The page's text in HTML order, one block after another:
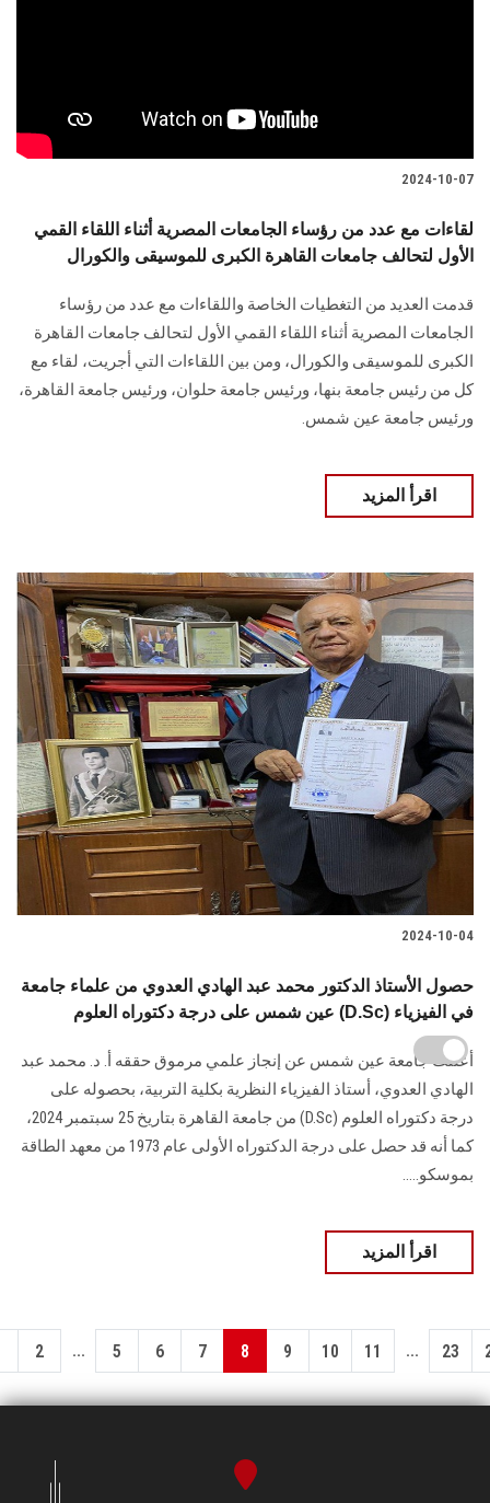
2024-10-07
لقاءات مع عدد من رؤساء الجامعات المصرية أثناء اللقاء القمي
الأول لتحالف جامعات القاهرة الكبرى للموسيقى والكورال
قدمت العديد من التغطيات الخاصة واللقاءات مع عدد من رؤساء
الجامعات المصرية أثناء اللقاء ‏القمي الأول لتحالف جامعات القاهرة
الكبرى للموسيقى والكورال‏، ومن بين اللقاءات التي أجريت، لقاء مع
كل من رئيس جامعة ‏بنها، ورئيس جامعة حلوان، و‏رئيس جامعة القاهرة،
ورئيس ‏جامعة عين شمس.‏
اقرأ المزيد
2024-10-04
حصول الأستاذ الدكتور محمد عبد الهادي العدوي من علماء جامعة
عين شمس على درجة دكتوراه العلوم (D.Sc) في الفيزياء
أعلنت جامعة عين شمس عن إنجاز علمي مرموق حققه أ. د. محمد عبد
الهادي العدوي، أستاذ الفيزياء النظرية بكلية التربية، بحصوله على
درجة دكتوراه العلوم (D.Sc) من جامعة القاهرة بتاريخ 25 سبتمبر 2024،
كما أنه قد حصل على درجة الدكتوراه الأولى عام 1973 من معهد الطاقة
بموسكو.....
اقرأ المزيد
2 ... 5 6 7 8 9 10 11 ... 23